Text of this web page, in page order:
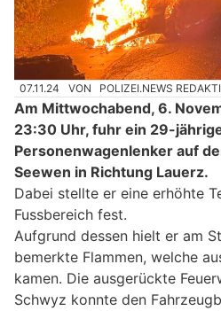
07.11.24 VON POLIZEI.NEWS
Am Mittwochabend, 6.
23:30 Uhr, fuhr ein 29-
Personenwagenlenker auf
Seewen in Richtung Lauerz.
Dabei stellte er eine erhöhte
Fussbereich fest.
Aufgrund dessen hielt er am
bemerkte Flammen, welche
kamen. Die ausgerückte
Schwyz konnte den